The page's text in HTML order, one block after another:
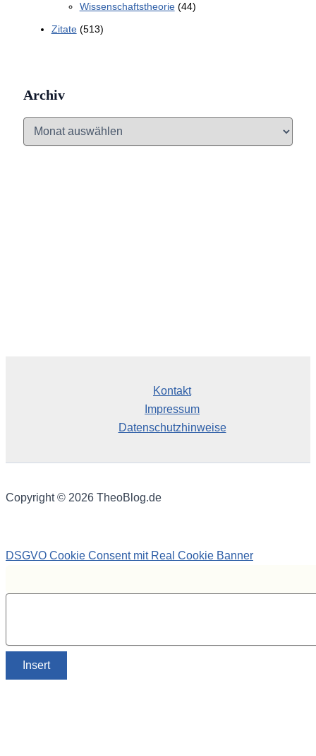
Wissenschaftstheorie(44)
Zitate(513)
Archiv
Kontakt
Impressum
Datenschutzhinweise
Copyright © 2026 TheoBlog.de
DSGVO Cookie Consent mit Real Cookie Banner
Insert